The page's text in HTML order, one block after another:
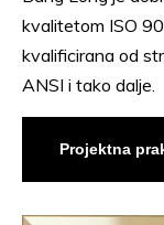
kvalitetom ISO
kvalificirana od
ANSI i tako dalje.
Projektna